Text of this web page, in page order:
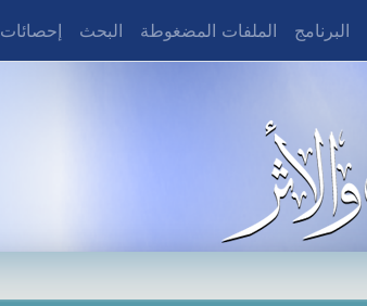
البرنامج الملفات المضغوطة البحث إحصائات